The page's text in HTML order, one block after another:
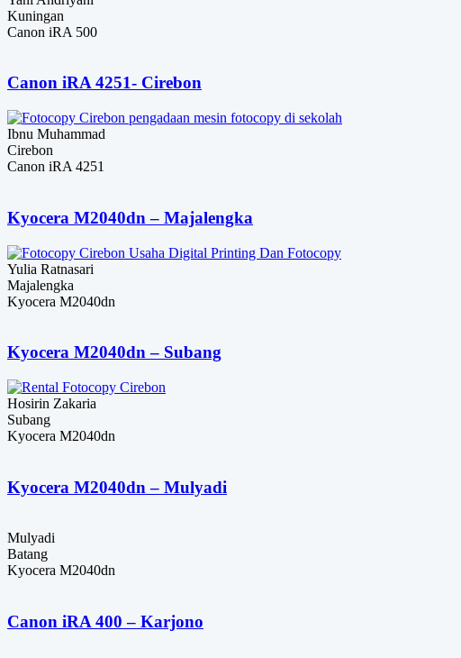
Kuningan
Canon iRA 500
Canon iRA 4251- Cirebon
Ibnu Muhammad
Cirebon
Canon iRA 4251
Kyocera M2040dn – Majalengka
Yulia Ratnasari
Majalengka
Kyocera M2040dn
Kyocera M2040dn – Subang
Hosirin Zakaria
Subang
Kyocera M2040dn
Kyocera M2040dn – Mulyadi
Mulyadi
Batang
Kyocera M2040dn
Canon iRA 400 – Karjono